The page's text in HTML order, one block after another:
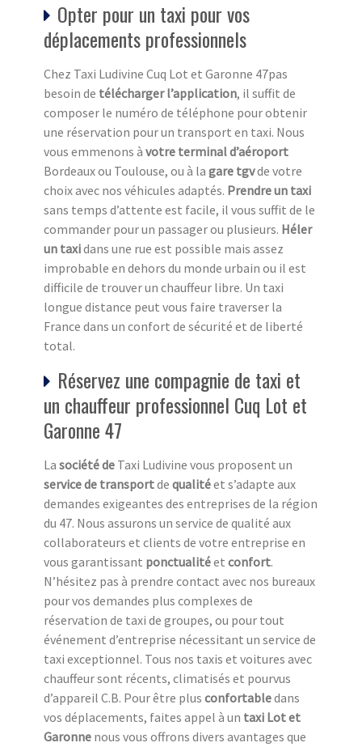
Opter pour un taxi pour vos
déplacements professionnels
Chez Taxi Ludivine Cuq Lot et Garonne 47pas
besoin de télécharger l’application, il suffit de
composer le numéro de téléphone pour obtenir
une réservation pour un transport en taxi. Nous
vous emmenons à votre terminal d’aéroport
Bordeaux ou Toulouse, ou à la gare tgvde votre
choix avec nos véhicules adaptés. Prendre un taxi
sans temps d’attente est facile, il vous suffit de le
commander pour un passager ou plusieurs. Héler
un taxidans une rue est possible mais assez
improbable en dehors du monde urbain ou il est
difficile de trouver un chauffeur libre. Un taxi
longue distance peut vous faire traverser la
France dans un confort de sécurité et de liberté
total.
Réservez une compagnie de taxi et
un chauffeur professionnel Cuq Lot et
Garonne 47
La société de Taxi Ludivine vous proposent un
service de transportde qualitéet s’adapte aux
demandes exigeantes des entreprises de la région
du 47. Nous assurons un service de qualité aux
collaborateurs et clients de votre entreprise en
vous garantissant ponctualitéet confort.
N’hésitez pas à prendre contact avec nos bureaux
pour vos demandes plus complexes de
réservation de taxi de groupes, ou pour tout
événement d’entreprise nécessitant un service de
taxi exceptionnel. Tous nos taxis et voitures avec
chauffeur sont récents, climatisés et pourvus
d’appareil C.B. Pour être plus confortabledans
vos déplacements, faites appel à un taxi Lot et
Garonne nous vous offrons divers avantages que